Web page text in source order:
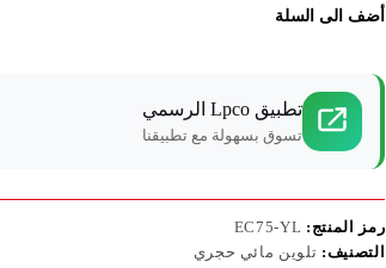
أضف الى السلة
تطبيق Lpco الرسمي
تسوق بسهولة مع تطبيقنا
رمز المنتج: EC75-YL
التصنيف: تلوين مائي حجري